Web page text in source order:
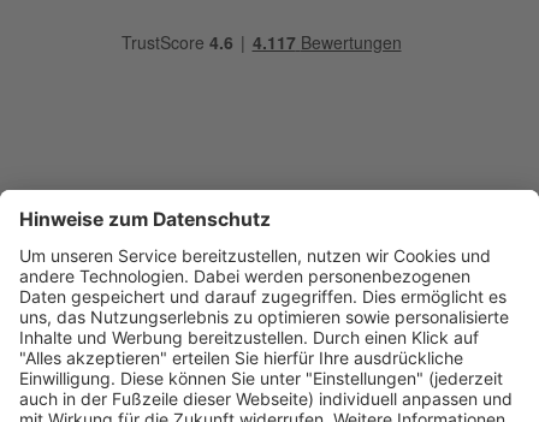
Kompetent:Tarif-Experten seit 2002
Transparent:Alle Kosten einberechnet
Sicher:Datenschutz ist uns wichtig
Sichere Datenübertragung: